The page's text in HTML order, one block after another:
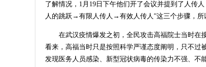
了解情况，1月19日下午他们开了会议并提到了人传
人的跳跃→有限人传人→有效人传人”这三个步骤，所
在武汉疫情爆发之初，全民攻击高福院士当时在
看来，高福当时只是按照科学严谨态度阐明，只不过
发现医务人员感染、新型冠状病毒的传染力不强、不